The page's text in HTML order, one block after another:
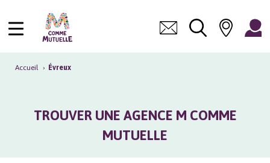
Accueil › Évreux
TROUVER UNE AGENCE M COMME
MUTUELLE